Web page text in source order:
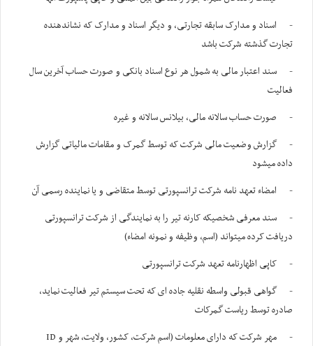
- اسناد و مدارک سابقه تجارتی، و دیگر اسناد و مدارک که نشاندهنده
تجارت گذشته شرکت باشد
- سند اعتبار مالی به شمول هر نوع اسناد بانکی و صورت حساب آخرین سال
فعالیت
- صورت حساب سالانه مالی، بیلانس سالانه و غیره
- گزارش وضعیت مالی شرکت که توسط گمرک و مقامات مالیاتی گزارش
داده میشود
- امضاء تعهد نامه شرکت ترانسپورتی توسط متقاضی و یا نماینده رسمی آن
- سند معرفی شخصیکه کارنه تیر را به نمایندگی از شرکت ترانسپورتی
دریافت کرده میتواند (اسم، وظیفه و نمونه امضاء)
- کاپی اظهارنامه تعهد شرکت ترانسپورتی
- گواهی قبولی واسطه نقلیه جاده ای که تحت سیستم تیر فعالیت نماید،
صادره توسط ریاست گمرکات
- مهر شرکت که دارای معلومات (اسم شرکت، کشور، ولایت، شهر و ID